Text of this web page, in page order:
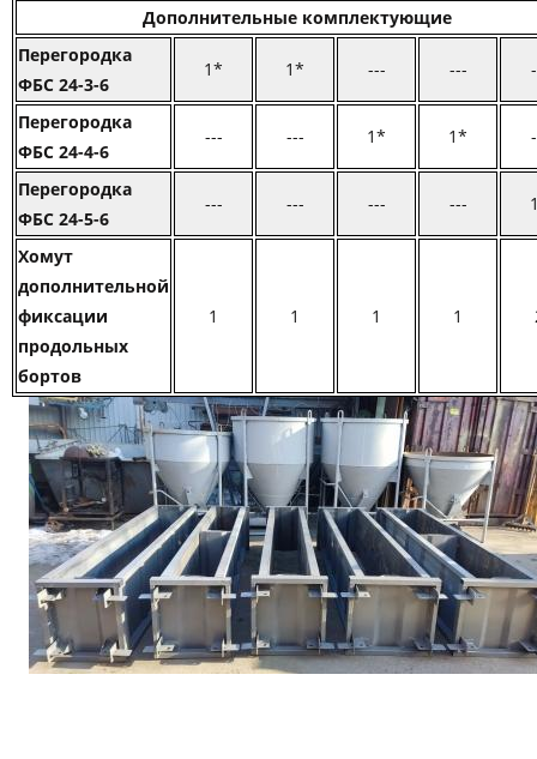
Дополнительные комплектующие
Перегородка
ФБС 24-3-6
1* 1* --- ---
Перегородка
ФБС 24-4-6
--- --- 1* 1*
Перегородка
ФБС 24-5-6
--- --- --- ---
Хомут
дополнительной
фиксации
продольных
бортов
1 1 1 1